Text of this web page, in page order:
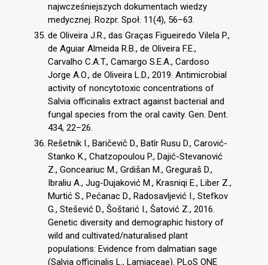
najwcześniejszych dokumentach wiedzy
medycznej. Rozpr. Społ. 11(4), 56–63.
de Oliveira J.R., das Graças Figueiredo Vilela P.,
de Aguiar Almeida R.B., de Oliveira F.E.,
Carvalho C.A.T., Camargo S.E.A., Cardoso
Jorge A.O., de Oliveira L.D., 2019. Antimicrobial
activity of noncytotoxic concentrations of
Salvia officinalis extract against bacterial and
fungal species from the oral cavity. Gen. Dent.
434, 22–26.
Rešetnik I., Baričevič D., Batîr Rusu D., Carović-
Stanko K., Chatzopoulou P., Dajić-Stevanović
Z., Gonceariuc M., Grdišan M., Greguraš D.,
Ibraliu A., Jug-Dujaković M., Krasniqi E., Liber Z.,
Murtić S., Pećanac D., Radosavljević I., Stefkov
G., Stešević D., Šoštarić I., Šatović Z., 2016.
Genetic diversity and demographic history of
wild and cultivated/naturalised plant
populations: Evidence from dalmatian sage
(Salvia officinalis L., Lamiaceae). PLoS ONE